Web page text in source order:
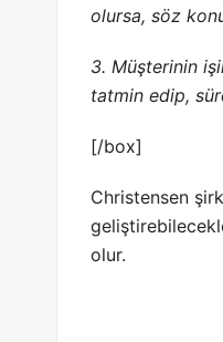
olursa, söz
3. Müşterinin
tatmin edip,
[/box]
Christensen
olur.